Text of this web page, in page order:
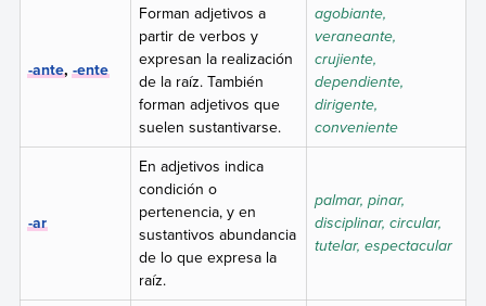
-ante,-ente
Forman adjetivos a
partir de verbos y
expresan la realización
de la raíz. También
forman adjetivos que
suelen sustantivarse.
agobiante,
veraneante,
crujiente,
dependiente,
dirigente,
conveniente
-ar
En adjetivos indica
condición o
pertenencia, y en
sustantivos abundancia
de lo que expresa la
raíz.
palmar, pinar,
disciplinar, circular,
tutelar, espectacular